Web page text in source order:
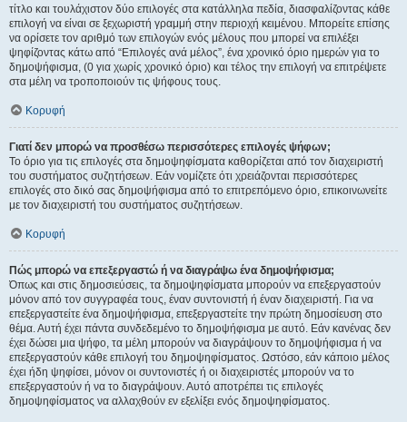
τίτλο και τουλάχιστον δύο επιλογές στα κατάλληλα πεδία, διασφαλίζοντας κάθε
επιλογή να είναι σε ξεχωριστή γραμμή στην περιοχή κειμένου. Μπορείτε επίσης
να ορίσετε τον αριθμό των επιλογών ενός μέλους που μπορεί να επιλέξει
ψηφίζοντας κάτω από “Επιλογές ανά μέλος”, ένα χρονικό όριο ημερών για το
δημοψήφισμα, (0 για χωρίς χρονικό όριο) και τέλος την επιλογή να επιτρέψετε
στα μέλη να τροποποιούν τις ψήφους τους.
Κορυφή
Γιατί δεν μπορώ να προσθέσω περισσότερες επιλογές ψήφων;
Το όριο για τις επιλογές στα δημοψηφίσματα καθορίζεται από τον διαχειριστή
του συστήματος συζητήσεων. Εάν νομίζετε ότι χρειάζονται περισσότερες
επιλογές στο δικό σας δημοψήφισμα από το επιτρεπόμενο όριο, επικοινωνείτε
με τον διαχειριστή του συστήματος συζητήσεων.
Κορυφή
Πώς μπορώ να επεξεργαστώ ή να διαγράψω ένα δημοψήφισμα;
Όπως και στις δημοσιεύσεις, τα δημοψηφίσματα μπορούν να επεξεργαστούν
μόνον από τον συγγραφέα τους, έναν συντονιστή ή έναν διαχειριστή. Για να
επεξεργαστείτε ένα δημοψήφισμα, επεξεργαστείτε την πρώτη δημοσίευση στο
θέμα. Αυτή έχει πάντα συνδεδεμένο το δημοψήφισμα με αυτό. Εάν κανένας δεν
έχει δώσει μια ψήφο, τα μέλη μπορούν να διαγράψουν το δημοψήφισμα ή να
επεξεργαστούν κάθε επιλογή του δημοψηφίσματος. Ωστόσο, εάν κάποιο μέλος
έχει ήδη ψηφίσει, μόνον οι συντονιστές ή οι διαχειριστές μπορούν να το
επεξεργαστούν ή να το διαγράψουν. Αυτό αποτρέπει τις επιλογές
δημοψηφίσματος να αλλαχθούν εν εξελίξει ενός δημοψηφίσματος.